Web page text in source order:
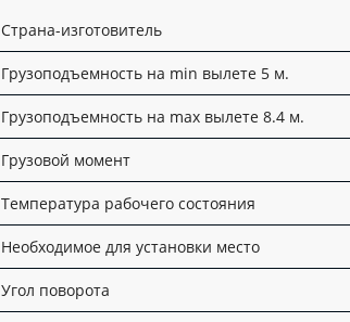
Страна-изготовитель
Грузоподъемность на min вылете 5 м.
Грузоподъемность на max вылете 8.4 м.
Грузовой момент
Температура рабочего состояния
Необходимое для установки место
Угол поворота